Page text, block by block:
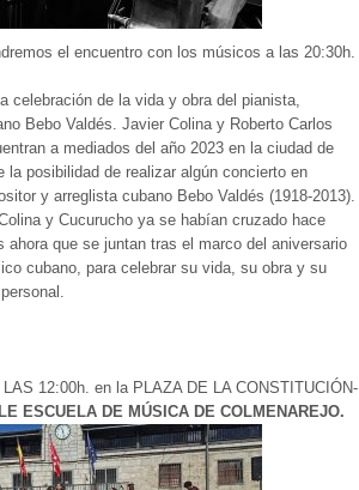
el encuentro con los músicos a las 20:30h.
celebración de la vida y obra del pianista,
Bebo Valdés. Javier Colina y Roberto Carlos
a mediados del año 2023 en la ciudad de
la posibilidad de realizar algún concierto en
y arreglista cubano Bebo Valdés (1918-2013).
y Cucurucho ya se habían cruzado hace
ahora que se juntan tras el marco del aniversario
cubano, para celebrar su vida, su obra y su
12:00h. en la PLAZA DE LA CONSTITUCIÓN-
ESCUELA DE MÚSICA DE COLMENAREJO.